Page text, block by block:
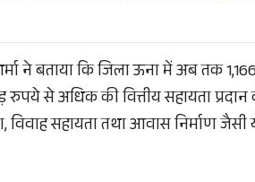
ने बताया कि जिला ऊना में अब तक 1,166
से अधिक की वित्तीय सहायता
विवाह सहायता तथा आवास निर्माण